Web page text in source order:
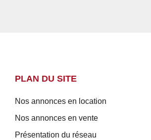
PLAN DU SITE
Nos annonces en location
Nos annonces en vente
Présentation du réseau